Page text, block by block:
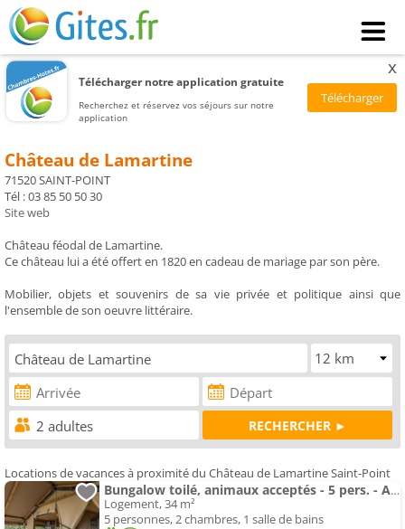
Télécharger notre application gratuite
Recherchez et réservez vos séjours sur notre
application
x
Château de Lamartine
71520 SAINT-POINT
Tél : 03 85 50 50 30
Site web
Château féodal de Lamartine.
Ce château lui a été offert en 1820 en cadeau de mariage par son père.
Mobilier, objets et souvenirs de sa vie privée et politique ainsi que
l'ensemble de son oeuvre littéraire.
Locations de vacances à proximité du Château de Lamartine Saint-Point
Bungalow toilé, animaux acceptés - 5 pers. - API-1-52-2781
Logement, 34 m²
5 personnes, 2 chambres, 1 salle de bains